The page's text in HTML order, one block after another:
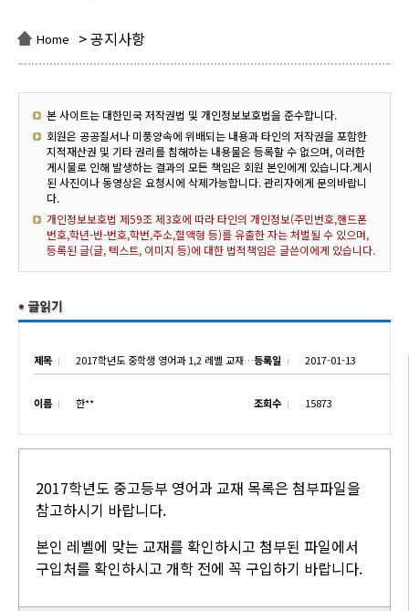
Home > 공지사항
본 사이트는 대한민국 저작권법 및 개인정보보호법을 준수합니다.
회원은 공공질서나 미풍양속에 위배되는 내용과 타인의 저작권을 포함한
지적재산권 및 기타 권리를 침해하는 내용물은 등록할 수 없으며, 이러한
게시물로 인해 발생하는 결과의 모든 책임은 회원 본인에게 있습니다.게시
된 사진이나 동영상은 요청시에 삭제가능합니다. 관리자에게 문의바랍니
다.
개인정보보호법 제59조 제3호에 따라 타인의 개인정보(주민번호,핸드폰
번호,학년-반-번호,학번,주소,혈액형 등)를 유출한 자는 처벌될 수 있으며,
등록된 글(글, 텍스트, 이미지 등)에 대한 법적책임은 글쓴이에게 있습니다.
제목 2017학년도 중학생 영어과 1,2 레벨 교재 안내등록일 2017-01-13
이름 한** 조회수 15873
2017학년도 중고등부 영어과 교재 목록은 첨부파일을
참고하시기 바랍니다.
본인 레벨에 맞는 교재를 확인하시고 첨부된 파일에서
구입처를 확인하시고 개학 전에 꼭 구입하기 바랍니다.